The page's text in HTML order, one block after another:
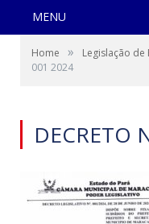
MENU
Home » Legislação de
001 2024
DECRETO